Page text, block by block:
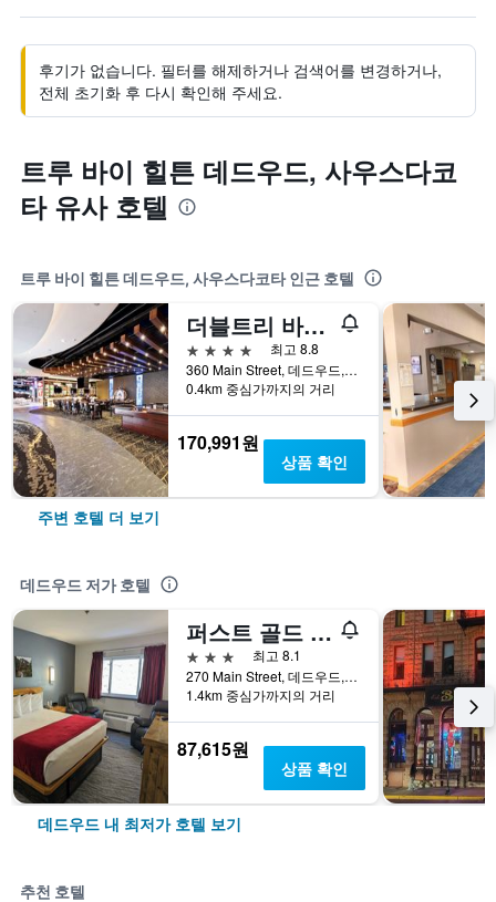
후기가 없습니다. 필터를 해제하거나 검색어를 변경하거나,
전체 초기화 후 다시 확인해 주세요.
트루 바이 힐튼 데드우드, 사우스다코
타 유사 호텔
트루 바이 힐튼 데드우드, 사우스다코타 인근 호텔
더블트리 바이 힐튼 데드우드 앳 캐딜락 잭스
4성급
최고 8.8
360 Main Street, 데드우드, SD, 미국
0.4km 중심가까지의 거리
170,991원
상품 확인
주변 호텔 더 보기
데드우드 저가 호텔
퍼스트 골드 게이밍 리조트
3성급
최고 8.1
270 Main Street, 데드우드, SD, 미국
1.4km 중심가까지의 거리
87,615원
상품 확인
데드우드 내 최저가 호텔 보기
추천 호텔